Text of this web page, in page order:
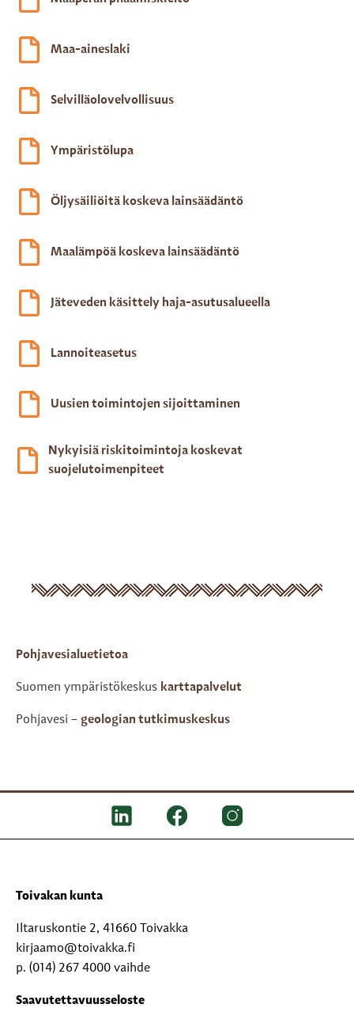
Maa-aineslaki
Selvilläolovelvollisuus
Ympäristölupa
Öljysäiliöitä koskeva lainsäädäntö
Maalämpöä koskeva lainsäädäntö
Jäteveden käsittely haja-asutusalueella
Lannoiteasetus
Uusien toimintojen sijoittaminen
Nykyisiä riskitoimintoja koskevat
suojelutoimenpiteet
Pohjavesialuetietoa
Suomen ympäristökeskus karttapalvelut
Pohjavesi – geologian tutkimuskeskus
Toivakan kunta
Iltaruskontie 2, 41660 Toivakka
kirjaamo@toivakka.fi
p. (014) 267 4000 vaihde
Saavutettavuusseloste